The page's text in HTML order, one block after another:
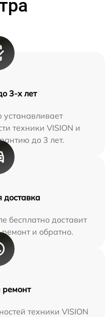
3-х лет
техники VISION и
до 3 лет.
доставка
бесплатно доставит
и обратно.
техники VISION